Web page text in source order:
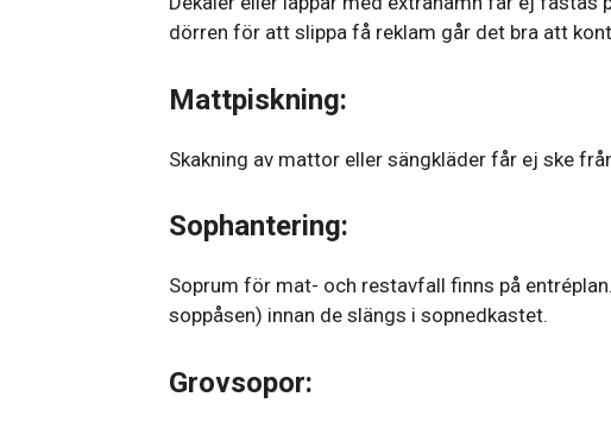
dörren för att slippa få reklam går det bra att
Mattpiskning:
Skakning av mattor eller sängkläder får ej ske
Sophantering:
Soprum för mat- och restavfall finns på
soppåsen) innan de slängs i sopnedkastet.
Grovsopor: